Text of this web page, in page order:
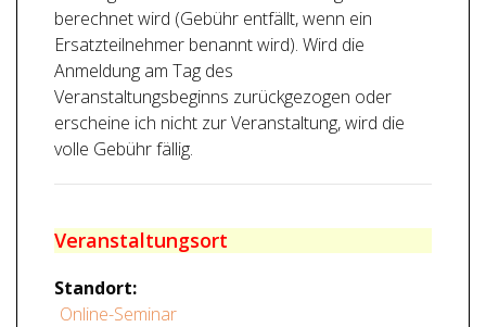
berechnet wird (Gebühr entfällt, wenn ein
Ersatzteilnehmer benannt wird). Wird die
Anmeldung am Tag des
Veranstaltungsbeginns zurückgezogen oder
erscheine ich nicht zur Veranstaltung, wird die
volle Gebühr fällig.
Veranstaltungsort
Standort:
Online-Seminar